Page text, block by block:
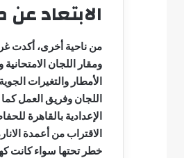
الابتعاد عن
من ناحية أخرى، أكدت
ومقار اللجان
الأمطار والتغيرات
اللجان وفريق العمل
الإعدادية بالقاهرة
الاقتراب من أعمدة
خطر تحتها سواء كانت